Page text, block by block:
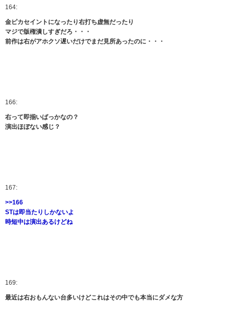
164:
金ピカセイントになったり右打ち虚無だったり
マジで版権潰しすぎだろ・・・
前作は右がアホクソ遅いだけでまだ見所あったのに・・・
166:
右って即揃いばっかなの？
演出ほぼない感じ？
167:
>>166
STは即当たりしかないよ
時短中は演出あるけどね
169:
最近は右おもんない台多いけどこれはその中でも本当にダメな方